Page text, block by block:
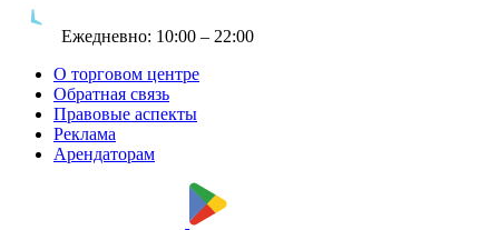
Ежедневно: 10:00 – 22:00
О торговом центре
Обратная связь
Правовые аспекты
Реклама
Арендаторам